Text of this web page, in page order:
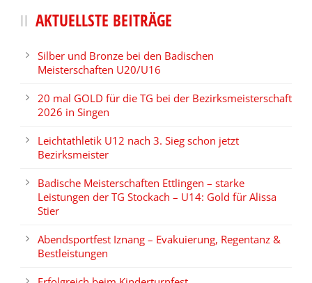
AKTUELLSTE BEITRÄGE
Silber und Bronze bei den Badischen
Meisterschaften U20/U16
20 mal GOLD für die TG bei der Bezirksmeisterschaft
2026 in Singen
Leichtathletik U12 nach 3. Sieg schon jetzt
Bezirksmeister
Badische Meisterschaften Ettlingen – starke
Leistungen der TG Stockach – U14: Gold für Alissa
Stier
Abendsportfest Iznang – Evakuierung, Regentanz &
Bestleistungen